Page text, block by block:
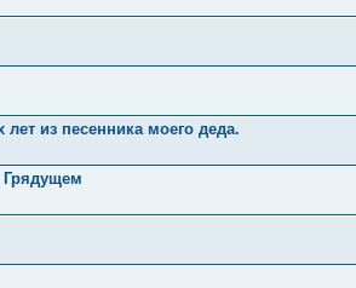
из песенника моего деда.